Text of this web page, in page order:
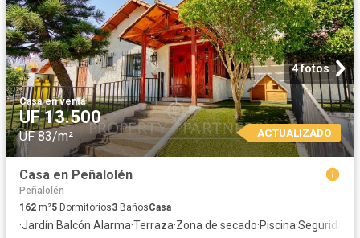
4 fotos
Casa·en venta
UF 13.500
UF 83/m² ACTUALIZADO
Casa en Peñalolén
Peñalolén
162 m²5 Dormitorios3 BañosCasa
·Jardín·Balcón·Alarma·Terraza·Zona de secado·Piscina·Seguridad